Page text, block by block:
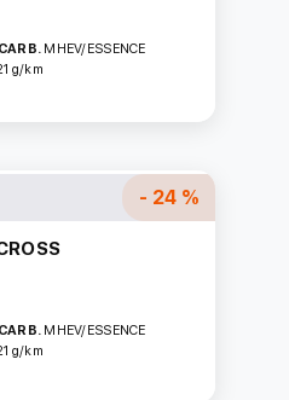
CARB. MHEV/ESSENCE
g/km
- 24 %
CARB. MHEV/ESSENCE
g/km